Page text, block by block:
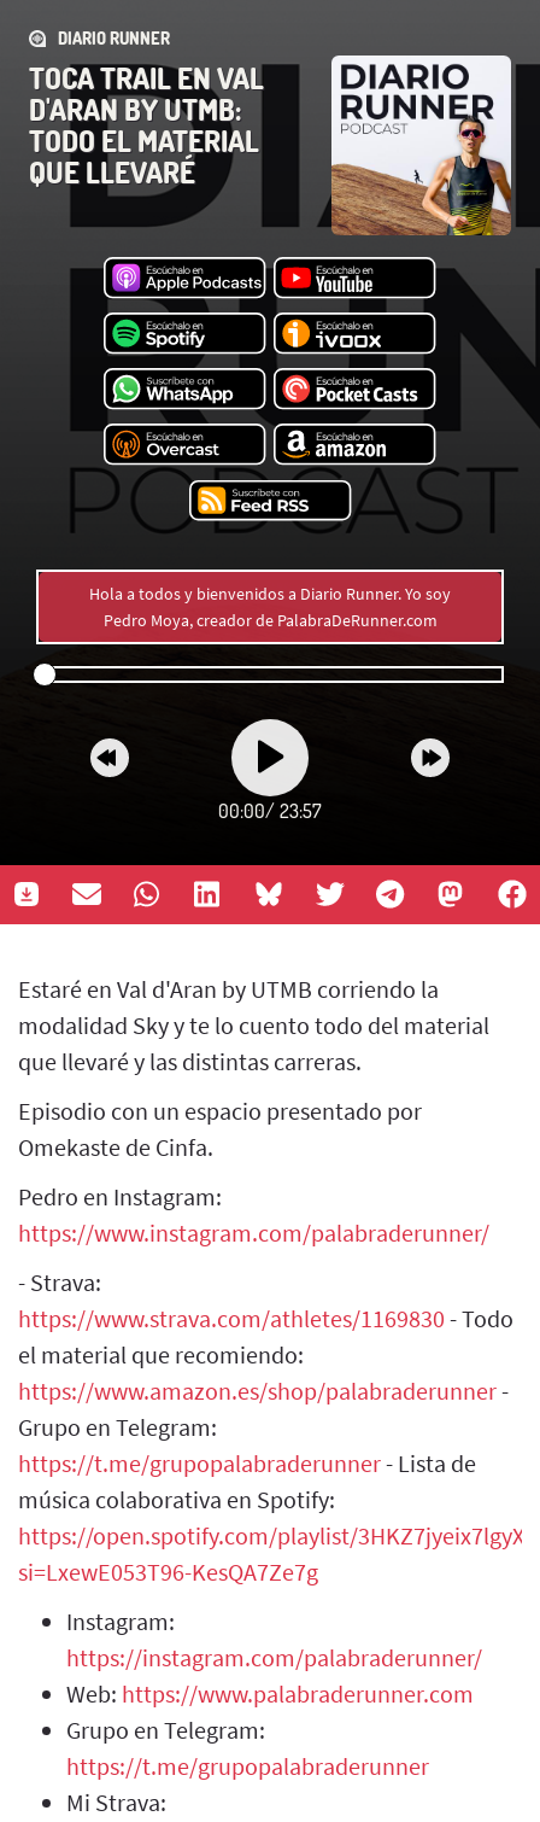
DIARIO RUNNER
TOCA TRAIL EN VAL
D'ARAN BY UTMB:
TODO EL MATERIAL
QUE LLEVARÉ
Hola a todos y bienvenidos a Diario Runner. Yo soy
Pedro Moya, creador de PalabraDeRunner.com
00:00/ 23:57
Estaré en Val d'Aran by UTMB corriendo la
modalidad Sky y te lo cuento todo del material
que llevaré y las distintas carreras.
Episodio con un espacio presentado por
Omekaste de Cinfa.
Pedro en Instagram:
https://www.instagram.com/palabraderunner/
- Strava:
https://www.strava.com/athletes/1169830 - Todo
el material que recomiendo:
https://www.amazon.es/shop/palabraderunner-
Grupo en Telegram:
https://t.me/grupopalabraderunner- Lista de
música colaborativa en Spotify:
https://open.spotify.com/playlist/
si=LxewE053T96-KesQA7Ze7g
Instagram:
https://instagram.com/palabraderunner/
Web: https://www.palabraderunner.com
Grupo en Telegram:
https://t.me/grupopalabraderunner
Mi Strava: